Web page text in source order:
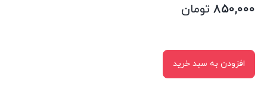
850,000 تومان
افزودن به سبد خرید